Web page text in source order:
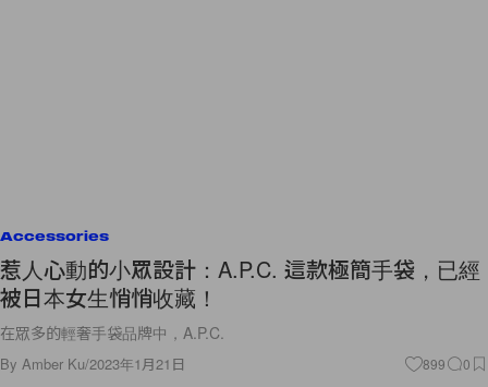
Accessories
惹人心動的小眾設計：A.P.C. 這款極簡手袋，已經
被日本女生悄悄收藏！
在眾多的輕奢手袋品牌中，A.P.C.
By Amber Ku/2023年1月21日 899 0